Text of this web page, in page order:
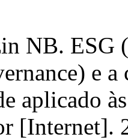
NB.
e
aplicado
[Internet].